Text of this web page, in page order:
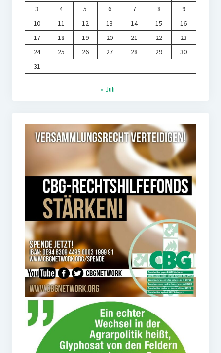
3
4 5 6 7 8
9
10
11 12 13 14 15
16
17
18 19 20 21 22
23
24
25 26 27 28 29
30
31
« Juli